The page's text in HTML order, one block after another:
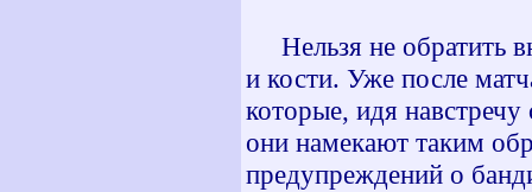
Нельзя не обратить
и кости. Уже после
которые, идя
они намекают таким
предупреждений о